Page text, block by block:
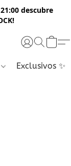
21:00 descubre
Exclusivos ✨